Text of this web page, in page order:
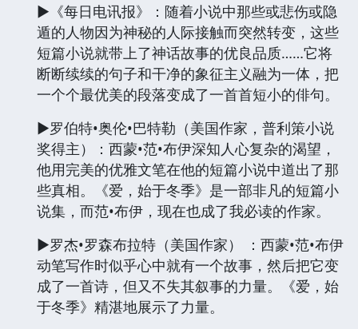
▶《每日电讯报》：随着小说中那些或悲伤或隐
遁的人物因为神秘的人际接触而突然转变，这些
短篇小说就带上了神话故事的优良品质……它将
断断续续的句子和干净的象征主义融为一体，把
一个个最优美的段落变成了一首首短小的俳句。
▶罗伯特•奥伦•巴特勒（美国作家，普利策小说
奖得主）：西蒙•范•布伊深知人心复杂的渴望，
他用完美的优雅文笔在他的短篇小说中道出了那
些真相。《爱，始于冬季》是一部非凡的短篇小
说集，而范•布伊，现在也成了我必读的作家。
▶罗杰•罗森布拉特（美国作家） ：西蒙•范•布伊
动笔写作时似乎心中就有一个故事，然后把它变
成了一首诗，但又不失其叙事的力量。《爱，始
于冬季》精湛地展示了力量。